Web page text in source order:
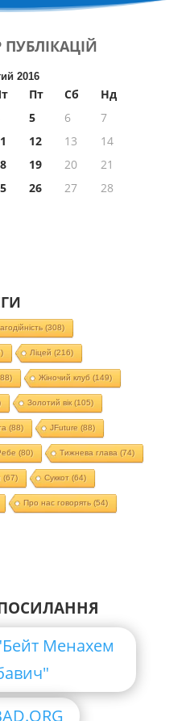
ПУБЛІКАЦІЙ
2016
Пт Сб
Нд
5 6
7
12 13
14
19 20
21
26 27
28
(308)
Ліцей (216)
Жіночий клуб (149)
Золотий вік(105)
(88) JFuture (88)
(80) Тижнева глава (74)
(67) Суккот (64)
Про нас говорять (54)
Менахем